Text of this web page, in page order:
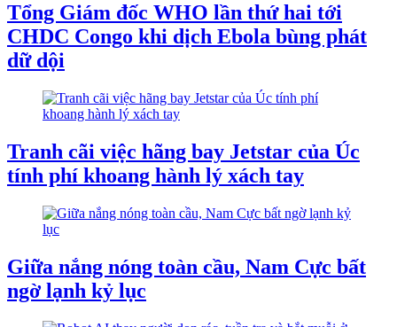
Tổng Giám đốc WHO lần thứ hai tới
CHDC Congo khi dịch Ebola bùng phát
dữ dội
Tranh cãi việc hãng bay Jetstar của Úc
tính phí khoang hành lý xách tay
Giữa nắng nóng toàn cầu, Nam Cực bất
ngờ lạnh kỷ lục